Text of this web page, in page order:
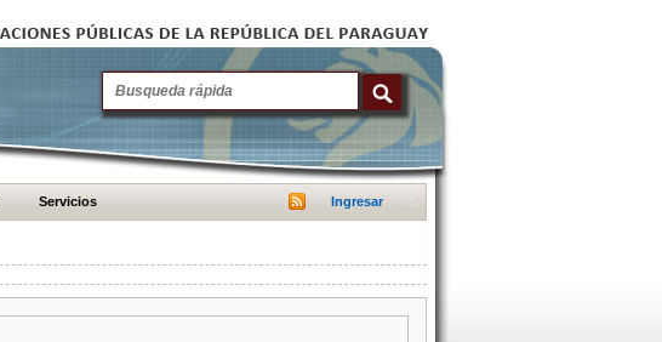
Servicios Ingresar